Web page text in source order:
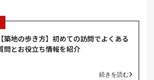
【築地の歩き方】初めての訪問でよくある
問とお役立ち情報を紹介
続きを読む